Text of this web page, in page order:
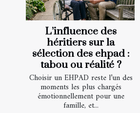
L’influence des
héritiers sur la
sélection des ehpad :
tabou ou réalité ?
Choisir un EHPAD reste l’un des
moments les plus chargés
émotionnellement pour une
famille, et...